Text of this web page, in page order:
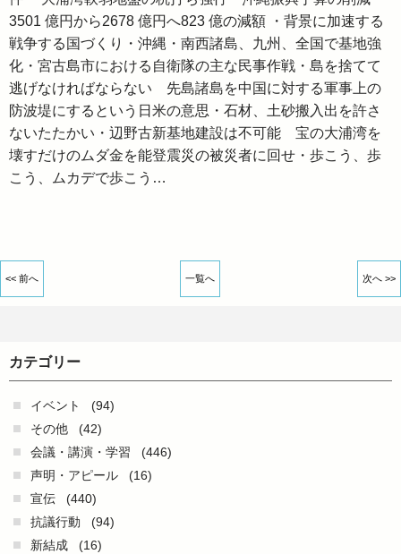
3501 億円から2678 億円へ823 億の減額 ・背景に加速する
戦争する国づくり・沖縄・南西諸島、九州、全国で基地強
化・宮古島市における自衛隊の主な民事作戦・島を捨てて
逃げなければならない 先島諸島を中国に対する軍事上の
防波堤にするという日米の意思・石材、土砂搬入出を許さ
ないたたかい・辺野古新基地建設は不可能 宝の大浦湾を
壊すだけのムダ金を能登震災の被災者に回せ・歩こう、歩
こう、ムカデで歩こう…
<< 前へ 一覧へ 次へ >>
カテゴリー
イベント
(94)
その他
(42)
会議・講演・学習
(446)
声明・アピール
(16)
宣伝
(440)
抗議行動
(94)
新結成
(16)